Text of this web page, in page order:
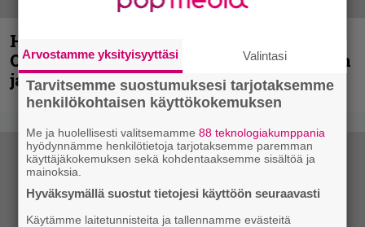
Hellsinki Metal Festival kuvina, osa 2:
Opeth, Misþyrming, Eluveitie, Triptykon
ja muita lauantain esiintyjiä
Arvostamme yksityisyyttäsi Valintasi
Tarvitsemme suostumuksesi tarjotaksemme
henkilökohtaisen käyttökokemuksen
Me ja huolellisesti valitsemamme88 teknologiakumppania
hyödynnämme henkilötietoja tarjotaksemme paremman
käyttäjäkokemuksen sekä kohdentaaksemme sisältöä ja
mainoksia.
Hyväksymällä suostut tietojesi käyttöön seuraavasti
Käytämme laitetunnisteita ja tallennamme evästeitä